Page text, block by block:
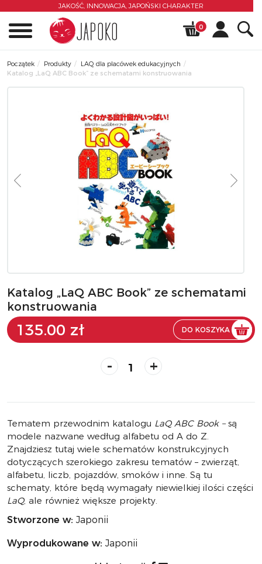
JAKOŚĆ, INNOWACJA, JAPOŃSKI CHARAKTER
0
Początek Produkty
LAQ dla placówek edukacyjnych
Katalog „LaQ ABC Book” ze schematami konstruowania
Katalog „LaQ ABC Book” ze schematami
konstruowania
135.00 zł DO KOSZYKA
- +
Tematem przewodnim katalogu LaQ ABC Book–są
modele nazwane według alfabetu od A do Z.
Znajdziesz tutaj wiele schematów konstrukcyjnych
dotyczących szerokiego zakresu tematów – zwierząt,
alfabetu, liczb, pojazdów, smoków i inne. Są tu
schematy, które będą wymagały niewielkiej ilości części
LaQ, ale również większe projekty.
Stworzone w: Japonii
Wyprodukowane w: Japonii